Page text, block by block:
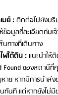
มย์ : ติดต่อไปยังบ
ข้อมูลที่ละเอียดกับ
นทางที่เดินทาง
ฟใต้ดิน : แนะนำให้
ของสถานีที่
าย หากมีการนำส่
ทันที แต่หากยังไม่มี